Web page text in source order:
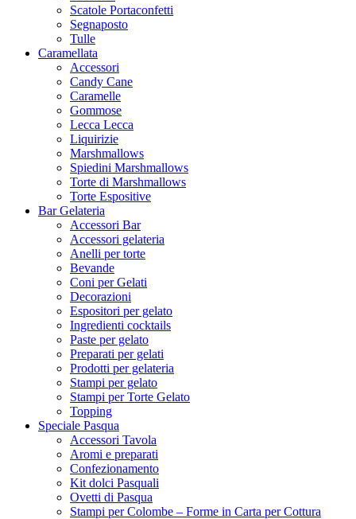
Scatole Portaconfetti
Segnaposto
Tulle
Caramellata
Accessori
Candy Cane
Caramelle
Gommose
Lecca Lecca
Liquirizie
Marshmallows
Spiedini Marshmallows
Torte di Marshmallows
Torte Espositive
Bar Gelateria
Accessori Bar
Accessori gelateria
Anelli per torte
Bevande
Coni per Gelati
Decorazioni
Espositori per gelato
Ingredienti cocktails
Paste per gelato
Preparati per gelati
Prodotti per gelateria
Stampi per gelato
Stampi per Torte Gelato
Topping
Speciale Pasqua
Accessori Tavola
Aromi e preparati
Confezionamento
Kit dolci Pasquali
Ovetti di Pasqua
Stampi per Colombe – Forme in Carta per Cottura